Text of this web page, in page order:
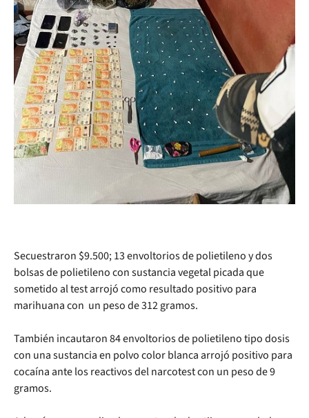
Secuestraron $9.500; 13 envoltorios de polietileno y dos
bolsas de polietileno con sustancia vegetal picada que
sometido al test arrojó como resultado positivo para
marihuana con un peso de 312 gramos.
También incautaron 84 envoltorios de polietileno tipo dosis
con una sustancia en polvo color blanca arrojó positivo para
cocaína ante los reactivos del narcotest con un peso de 9
gramos.